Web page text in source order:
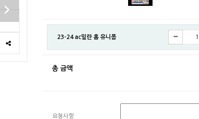
23-24 ac밀란 홈 유니폼
총 금액
요청사항